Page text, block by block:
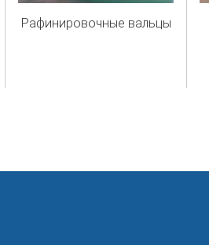
Рафинировочные вальцы